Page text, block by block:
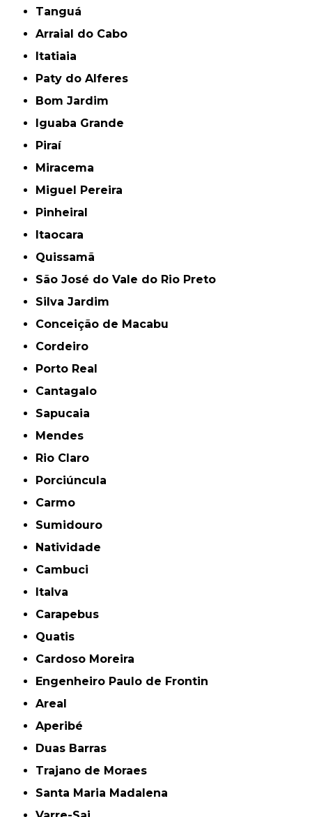
Tanguá
Arraial do Cabo
Itatiaia
Paty do Alferes
Bom Jardim
Iguaba Grande
Piraí
Miracema
Miguel Pereira
Pinheiral
Itaocara
Quissamã
São José do Vale do Rio Preto
Silva Jardim
Conceição de Macabu
Cordeiro
Porto Real
Cantagalo
Sapucaia
Mendes
Rio Claro
Porciúncula
Carmo
Sumidouro
Natividade
Cambuci
Italva
Carapebus
Quatis
Cardoso Moreira
Engenheiro Paulo de Frontin
Areal
Aperibé
Duas Barras
Trajano de Moraes
Santa Maria Madalena